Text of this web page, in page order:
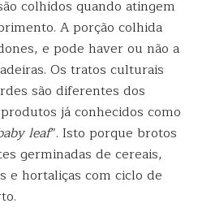
colhidos quando atingem
A porção colhida
e pode haver ou não a
Os tratos culturais
são diferentes dos
já conhecidos como
leaf”. Isto porque brotos
germinadas de cereais,
e hortaliças com ciclo de